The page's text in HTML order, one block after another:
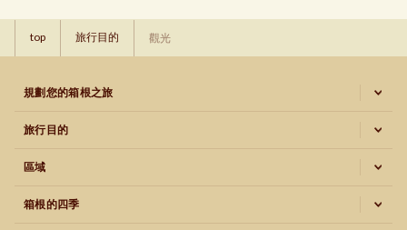
top 旅行目的 觀光
規劃您的箱根之旅
旅行目的
區域
箱根的四季